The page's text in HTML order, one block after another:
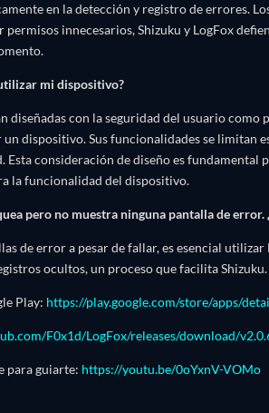
en la detección y registro de errores.
innecesarios, Shizuku y LogFox
mi dispositivo?
diseñadas con la seguridad del usuario
dispositivo. Sus funcionalidades se limitan
consideración de diseño es
la funcionalidad del dispositivo.
pero no muestra ninguna pantalla de error.
de error a pesar de fallar, es esencial
ocultos, un proceso que facilita
Play: https://play.google.com/store/apps/
F0x1d/LogFox/releases/download/
para guiarte: https://youtu.be/0oYxnV-VOMo